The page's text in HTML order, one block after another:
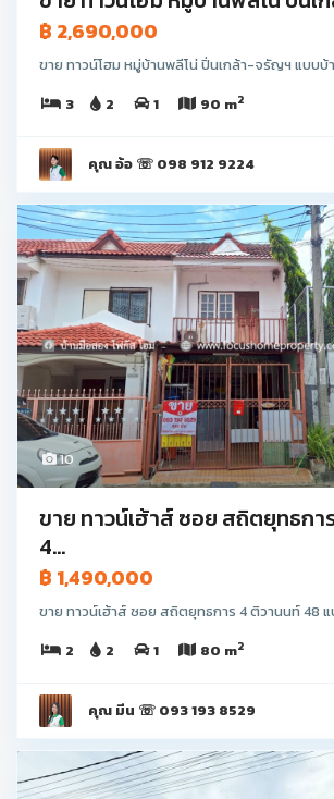
฿ 2,690,000
ขาย ทาวน์โฮม หมู่บ้านพลีโน่ ปิ่นเกล้า-จรัญฯ แบบบ้า
3
2 1 90 m2
คุณ อ้อ ☏ 098 912 9224
10
ขาย ทาวน์เฮ้าส์ ซอย สถิตยุทธกา
4...
฿ 1,490,000
ขาย ทาวน์เฮ้าส์ ซอย สถิตยุทธการ 4 ติวานนท์ 48 แ
2
2 1 80 m2
คุณ มีน ☏ 093 193 8529